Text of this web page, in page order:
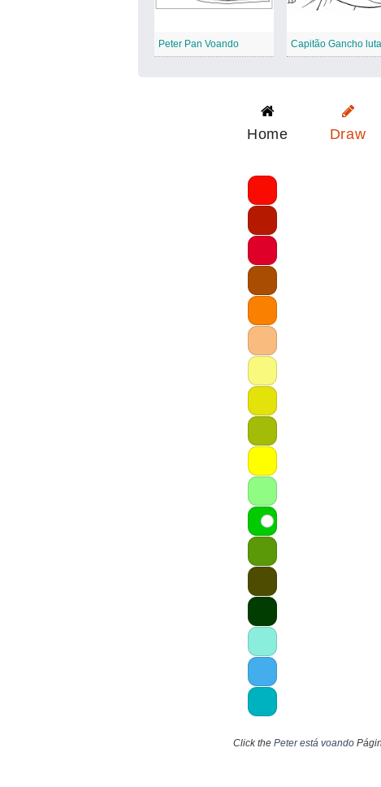
Peter Pan Voando
Home Draw
Click the Peter está voando